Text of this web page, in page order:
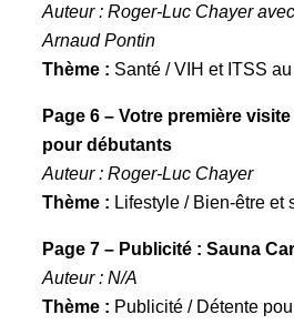
Auteur : Roger-Luc Chayer
Arnaud Pontin
Thème : Santé / VIH et ITSS
Page 6 – Votre première
pour débutants
Auteur : Roger-Luc Chayer
Thème : Lifestyle / Bien-être et
Page 7 – Publicité : Sauna
Auteur : N/A
Thème : Publicité / Détente